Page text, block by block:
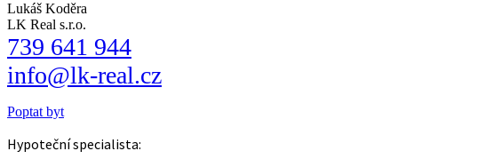
Lukáš Koděra
LK Real s.r.o.
739 641 944
info@lk-real.cz
Poptat byt
Hypoteční specialista: